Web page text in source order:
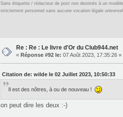
Sans étiquette / rédacteur de post non destinés à un
strictement personnel sans aucune vocation légale
Re : Re : Le livre d'Or du Club944.net
« Réponse #92 le: 07 Août 2023, 17:35:26 »
Citation de: wilde le 02 Juillet 2023, 10:50:33
Il est des nôtres, à ou de nouveau !
on peut dire les deux :-)